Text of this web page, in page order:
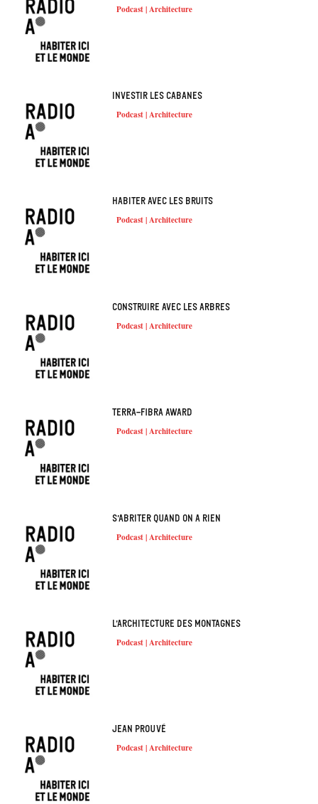
Podcast | Architecture
Investir les cabanes
Podcast | Architecture
Habiter avec les bruits
Podcast | Architecture
Construire avec les arbres
Podcast | Architecture
Terra-fibra Award
Podcast | Architecture
S’abriter quand on a rien
Podcast | Architecture
L’architecture des montagnes
Podcast | Architecture
Jean Prouvé
Podcast | Architecture